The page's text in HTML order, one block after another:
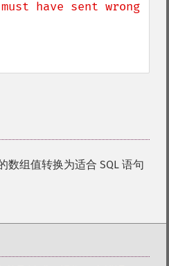
have sent wrong
数组值转换为适合 SQL 语句